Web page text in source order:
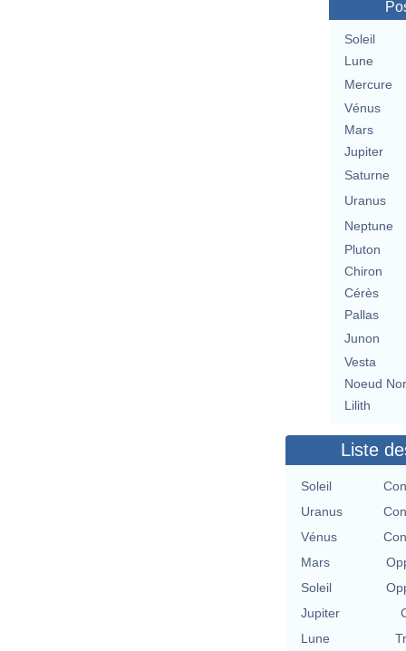
Soleil
Lune
Mercure
Vénus
Mars
Jupiter
Saturne
Uranus
Neptune
Pluton
Chiron
Cérès
Pallas
Junon
Vesta
Noeud
Lilith
Liste
Soleil
Uranus
Vénus
Mars
Soleil
Jupiter
Lune